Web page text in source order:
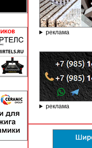
реклама
реклама